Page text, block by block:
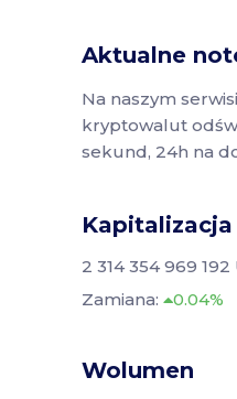
Aktualne
Na naszym
kryptowalut
sekund, 24h na
2 314 354 969 192
Zamiana:
0.04%
Wolumen